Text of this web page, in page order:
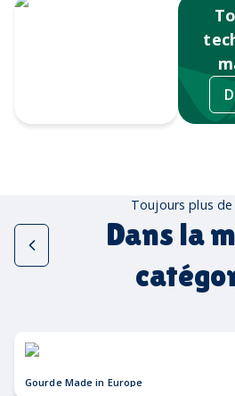
Toujours plus
Dans la
Gourde Made in Europe